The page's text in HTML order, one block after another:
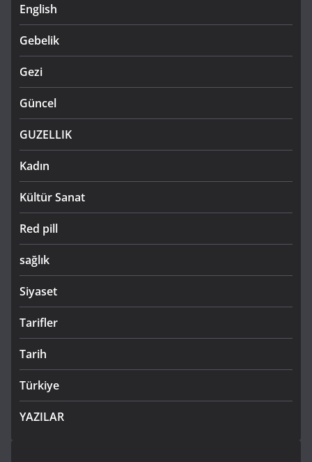
English
Gebelik
Gezi
Güncel
GUZELLIK
Kadın
Kültür Sanat
Red pill
sağlık
Siyaset
Tarifler
Tarih
Türkiye
YAZILAR